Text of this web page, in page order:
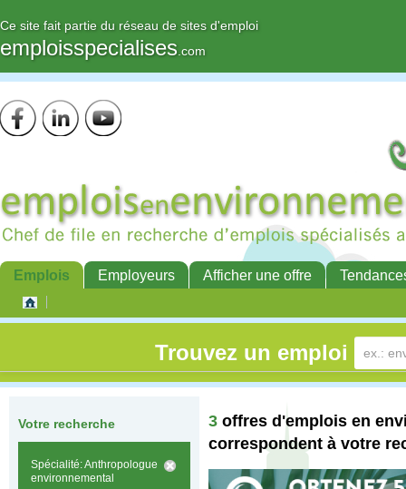
Ce site fait partie du réseau de sites d'emploi
emploisspecialises .com
Emplois Employeurs Afficher une offre
Trouvez un emploi
Votre recherche
Spécialité: Anthropologue
environnemental
3 offres d'emplois en
correspondent à votre